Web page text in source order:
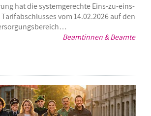
Beamtinnen & Beamte
hat die systemgerechte Eins-zu-eins-
vom 14.02.2026 auf den